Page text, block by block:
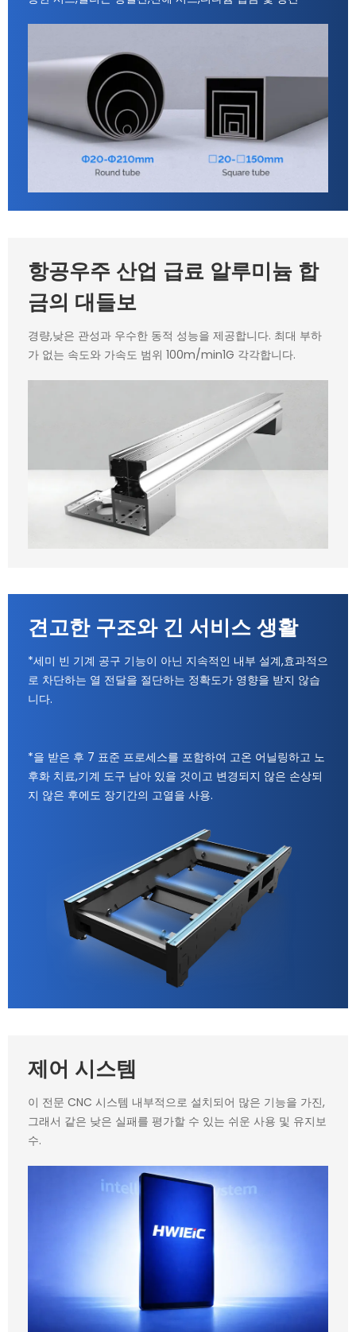
항공우주 산업 급료 알루미늄 합
금의 대들보
경량,낮은 관성과 우수한 동적 성능을 제공합니다. 최대 부하
가 없는 속도와 가속도 범위 100m/min1G 각각합니다.
견고한 구조와 긴 서비스 생활
*세미 빈 기계 공구 기능이 아닌 지속적인 내부 설계,효과적으
로 차단하는 열 전달을 절단하는 정확도가 영향을 받지 않습
니다.
*을 받은 후 7 표준 프로세스를 포함하여 고온 어닐링하고 노
후화 치료,기계 도구 남아 있을 것이고 변경되지 않은 손상되
지 않은 후에도 장기간의 고열을 사용.
제어 시스템
이 전문 CNC 시스템 내부적으로 설치되어 많은 기능을 가진,
그래서 같은 낮은 실패를 평가할 수 있는 쉬운 사용 및 유지보
수.